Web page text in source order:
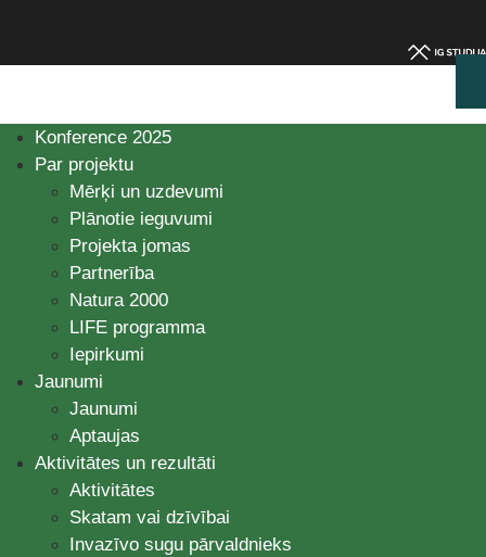
Konference 2025
Par projektu
Mērķi un uzdevumi
Plānotie ieguvumi
Projekta jomas
Partnerība
Natura 2000
LIFE programma
Iepirkumi
Jaunumi
Jaunumi
Aptaujas
Aktivitātes un rezultāti
Aktivitātes
Skatam vai dzīvībai
Invazīvo sugu pārvaldnieks